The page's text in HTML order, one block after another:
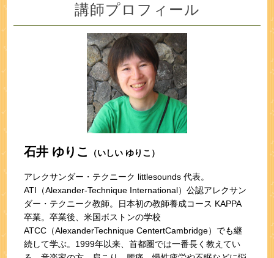
講師プロフィール
石井 ゆりこ （いしい ゆりこ）
アレクサンダー・テクニーク littlesounds 代表。
ATI（Alexander-Technique International）公認アレクサン
ダー・テクニーク教師。日本初の教師養成コース KAPPA
卒業。卒業後、米国ボストンの学校
ATCC（AlexanderTechnique CentertCambridge）でも継
続して学ぶ。1999年以来、首都圏では一番長く教えてい